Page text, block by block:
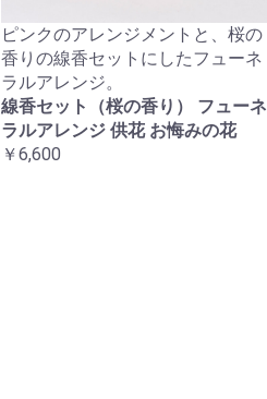
ピンクのアレンジメントと、桜の
香りの線香セットにしたフューネ
ラルアレンジ。
線香セット（桜の香り） フューネ
ラルアレンジ 供花 お悔みの花
￥6,600